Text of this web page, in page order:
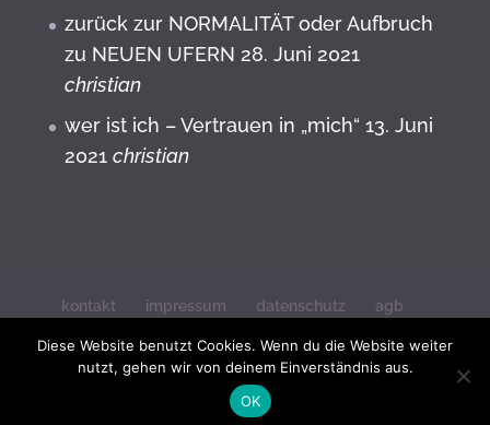
zurück zur NORMALITÄT oder Aufbruch
zu NEUEN UFERN 28. Juni 2021
christian
wer ist ich – Vertrauen in „mich“ 13. Juni
2021 christian
kontakt impressum datenschutz
agb
widerrufsbelehrung
© Christian Federl
Diese Website benutzt Cookies. Wenn du die Website weiter
nutzt, gehen wir von deinem Einverständnis aus.
OK